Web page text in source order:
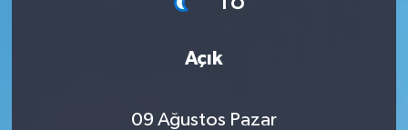
Açık
09 Ağustos Pazar